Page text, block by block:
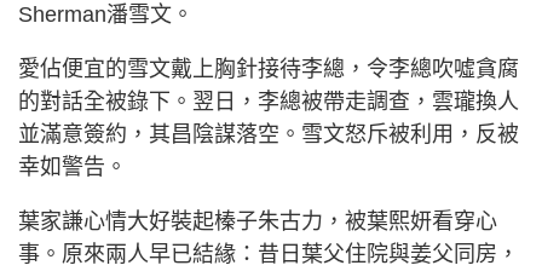
Sherman潘雪文。
愛佔便宜的雪文戴上胸針接待李總，令李總吹噓貪腐
的對話全被錄下。翌日，李總被帶走調查，雲瓏換人
並滿意簽約，其昌陰謀落空。雪文怒斥被利用，反被
幸如警告。
葉家謙心情大好裝起榛子朱古力，被葉熙妍看穿心
事。原來兩人早已結緣：昔日葉父住院與姜父同房，